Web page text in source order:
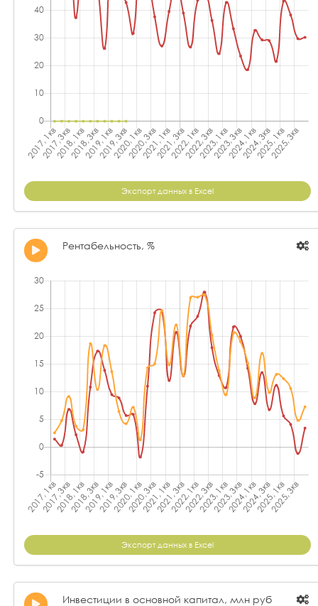
Экспорт данных в Excel
Рентабельность, %
Экспорт данных в Excel
Инвестиции в основной капитал, млн руб